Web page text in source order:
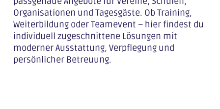
Organisationen und Tagesgäste. Ob Training,
Weiterbildung oder Teamevent – hier findest du
individuell zugeschnittene Lösungen mit
moderner Ausstattung, Verpflegung und
persönlicher Betreuung.